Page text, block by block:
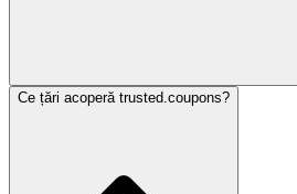
Ce țări acoperă trusted.coupons?